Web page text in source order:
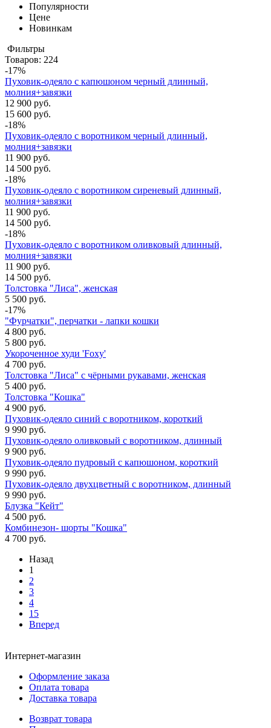
Популярности
Цене
Новинкам
Фильтры
Товаров: 224
-17%
Пуховик-одеяло с капюшоном черный длинный,
молния+завязки
12 900 руб.
15 600 руб.
-18%
Пуховик-одеяло с воротником черный длинный,
молния+завязки
11 900 руб.
14 500 руб.
-18%
Пуховик-одеяло с воротником сиреневый длинный,
молния+завязки
11 900 руб.
14 500 руб.
-18%
Пуховик-одеяло с воротником оливковый длинный,
молния+завязки
11 900 руб.
14 500 руб.
Толстовка "Лиса", женская
5 500 руб.
-17%
"Фурчатки", перчатки - лапки кошки
4 800 руб.
5 800 руб.
Укороченное худи 'Foxy'
4 700 руб.
Толстовка "Лиса" с чёрными рукавами, женская
5 400 руб.
Толстовка "Кошка"
4 900 руб.
Пуховик-одеяло синий с воротником, короткий
9 990 руб.
Пуховик-одеяло оливковый с воротником, длинный
9 900 руб.
Пуховик-одеяло пудровый с капюшоном, короткий
9 990 руб.
Пуховик-одеяло двухцветный с воротником, длинный
9 990 руб.
Блузка "Кейт"
4 500 руб.
Комбинезон- шорты "Кошка"
4 700 руб.
Назад
1
2
3
4
15
Вперед
Интернет-магазин
Оформление заказа
Оплата товара
Доставка товара
Возврат товара